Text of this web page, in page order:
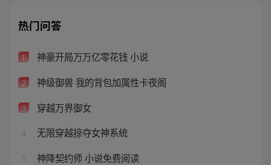
热门问答
1 神豪开局万万亿零花钱 小说
2 神级御兽 我的背包加属性卡夜阁
3 穿越万界御女
4 无限穿越掠夺女神系统
5 神降契约师 小说免费阅读